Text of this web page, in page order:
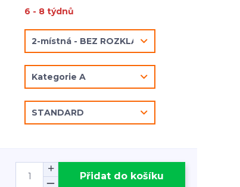
6 - 8 týdnů
Přidat do košíku